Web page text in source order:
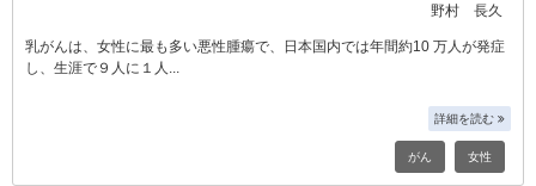
野村 長久
乳がんは、女性に最も多い悪性腫瘍で、日本国内では年間約10 万人が発症
し、生涯で９人に１人
詳細を読む
がん 女性